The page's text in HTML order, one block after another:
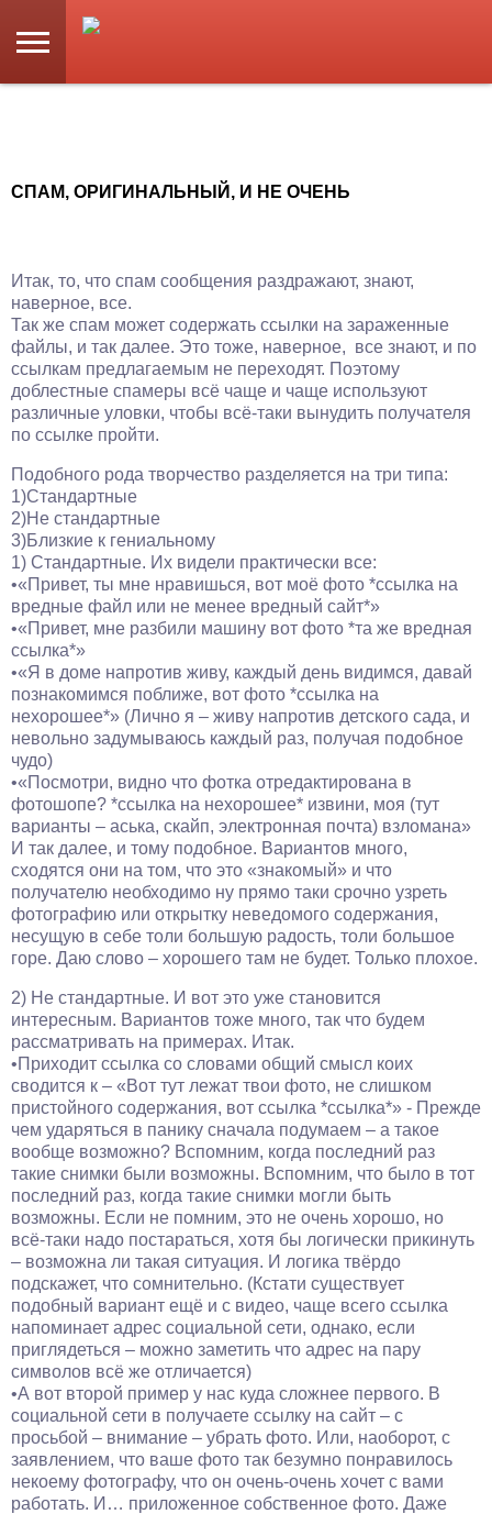
СПАМ, ОРИГИНАЛЬНЫЙ, И НЕ ОЧЕНЬ
Итак, то, что спам сообщения раздражают, знают,
наверное, все.
Так же спам может содержать ссылки на зараженные
файлы, и так далее. Это тоже, наверное, все знают, и по
ссылкам предлагаемым не переходят. Поэтому
доблестные спамеры всё чаще и чаще используют
различные уловки, чтобы всё-таки вынудить получателя
по ссылке пройти.
Подобного рода творчество разделяется на три типа:
1)Стандартные
2)Не стандартные
3)Близкие к гениальному
1) Стандартные. Их видели практически все:
•«Привет, ты мне нравишься, вот моё фото *ссылка на
вредные файл или не менее вредный сайт*»
•«Привет, мне разбили машину вот фото *та же вредная
ссылка*»
•«Я в доме напротив живу, каждый день видимся, давай
познакомимся поближе, вот фото *ссылка на
нехорошее*» (Лично я – живу напротив детского сада, и
невольно задумываюсь каждый раз, получая подобное
чудо)
•«Посмотри, видно что фотка отредактирована в
фотошопе? *ссылка на нехорошее* извини, моя (тут
варианты – аська, скайп, электронная почта) взломана»
И так далее, и тому подобное. Вариантов много,
сходятся они на том, что это «знакомый» и что
получателю необходимо ну прямо таки срочно узреть
фотографию или открытку неведомого содержания,
несущую в себе толи большую радость, толи большое
горе. Даю слово – хорошего там не будет. Только плохое.
2) Не стандартные. И вот это уже становится
интересным. Вариантов тоже много, так что будем
рассматривать на примерах. Итак.
•Приходит ссылка со словами общий смысл коих
сводится к – «Вот тут лежат твои фото, не слишком
пристойного содержания, вот ссылка *ссылка*» - Прежде
чем ударяться в панику сначала подумаем – а такое
вообще возможно? Вспомним, когда последний раз
такие снимки были возможны. Вспомним, что было в тот
последний раз, когда такие снимки могли быть
возможны. Если не помним, это не очень хорошо, но
всё-таки надо постараться, хотя бы логически прикинуть
– возможна ли такая ситуация. И логика твёрдо
подскажет, что сомнительно. (Кстати существует
подобный вариант ещё и с видео, чаще всего ссылка
напоминает адрес социальной сети, однако, если
приглядеться – можно заметить что адрес на пару
символов всё же отличается)
•А вот второй пример у нас куда сложнее первого. В
социальной сети в получаете ссылку на сайт – с
просьбой – внимание – убрать фото. Или, наоборот, с
заявлением, что ваше фото так безумно понравилось
некоему фотографу, что он очень-очень хочет с вами
работать. И… приложенное собственное фото. Даже